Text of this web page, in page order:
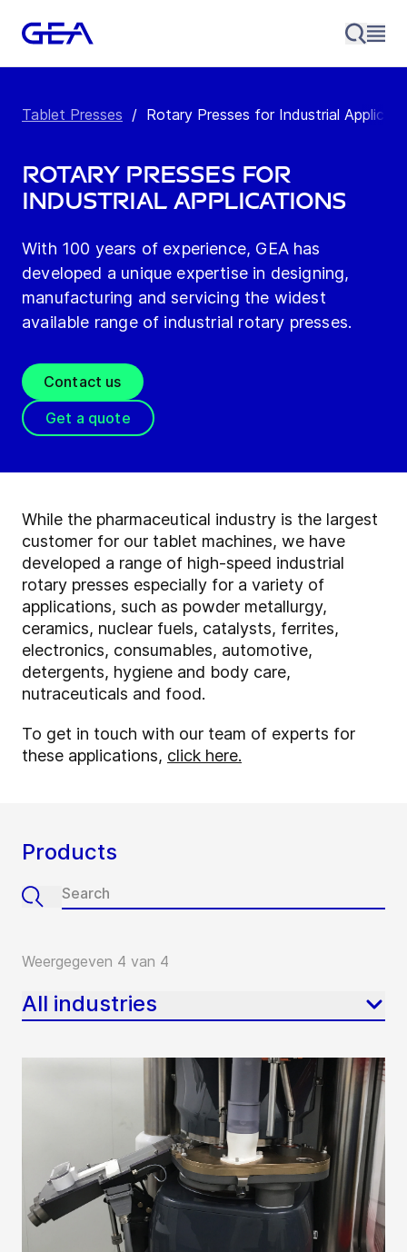
Tablet Presses / Rotary Presses for Industrial
Rotary Presses for
Industrial Applications
With 100 years of experience, GEA has
developed a unique expertise in designing,
manufacturing and servicing the widest
available range of industrial rotary presses.
Contact us
Get a quote
While the pharmaceutical industry is the largest
customer for our tablet machines, we have
developed a range of high-speed industrial
rotary presses especially for a variety of
applications, such as powder metallurgy,
ceramics, nuclear fuels, catalysts, ferrites,
electronics, consumables, automotive,
detergents, hygiene and body care,
nutraceuticals and food.
To get in touch with our team of experts for
these applications, click here.
Products
Weergegeven 4 van 4
All industries